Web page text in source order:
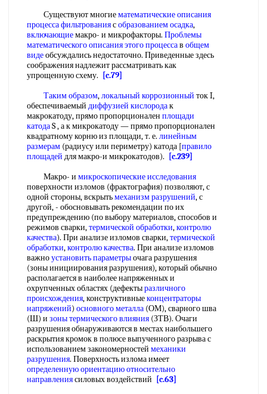
Существуют многиематематические описания
процесса фильтрованиясобразованием осадка,
включающиемакро- и микрофакторы. Проблемы
математического описанияэтого процессав общем
видеобсуждались недостаточно. Приведенные здесь
соображения надлежит рассматривать как
упрощенную схему.
[c.79]
Таким образом,локальный коррозионный ток I,
обеспечиваемый диффузией кислородак
макрокатоду, прямо пропорционален площади
катодаS , а к микрокатоду — прямо пропорционален
квадратному корню из площади, т. е. линейным
размерам (радиусу или периметру) катода [правило
площадей для макро-и микрокатодов).
[c.239]
Макро- и микроскопические исследования
поверхности изломов (фрактография) позволяют, с
одной стороны, вскрытьмеханизм разрушений, с
другой, - обосновывать рекомендации по их
предупреждению (по выбору материалов, способов и
режимов сварки,термической обработки,контролю
качества). При анализе изломов сварки,термической
обработки,контролю качества. При анализе изломов
важноустановить параметрыочага разрушения
(зоны инициирования разрушения), который обычно
располагается в наиболее напряженных и
охрупченных областях (дефектыразличного
происхождения, конструктивныеконцентраторы
напряжений) основного металла (ОМ), сварного шва
(Ш) и зоны термического влияния (ЗТВ). Очаги
разрушения обнаруживаются в местах наибольшего
раскрытия кромок в полюсе выпученного разрыва с
использованием закономерностей механики
разрушения. Поверхность излома имеет
определенную ориентациюотносительно
направлениясиловых воздействий
[c.63]